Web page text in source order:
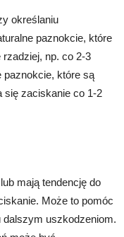
określaniu
paznokcie, które
np. co 2-3
paznokcie, które są
się zaciskanie co 1-2
mają tendencję do
Może to pomóc
dalszym uszkodzeniom.